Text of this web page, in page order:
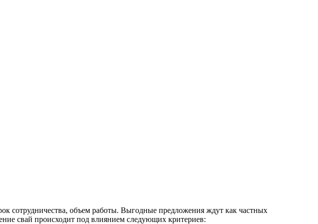
сотрудничества, объем работы. Выгодные предложения ждут как частных
свай происходит под влиянием следующих критериев: